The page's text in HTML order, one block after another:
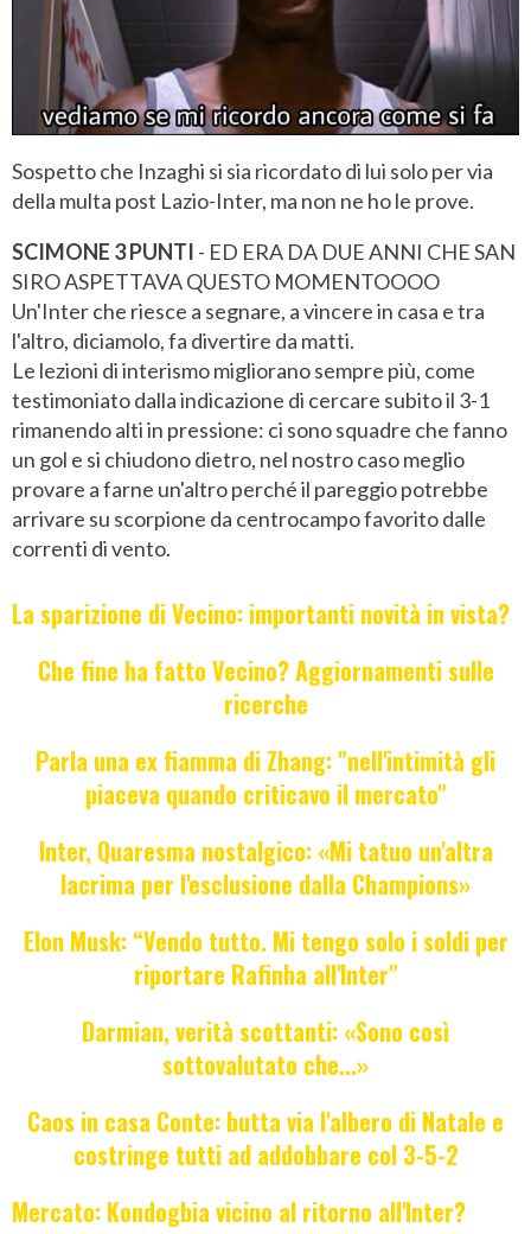
Sospetto che Inzaghi si sia ricordato di lui solo per via
della multa post Lazio-Inter, ma non ne ho le prove.
SCIMONE 3 PUNTI - ED ERA DA DUE ANNI CHE SAN
SIRO ASPETTAVA QUESTO MOMENTOOOO
Un'Inter che riesce a segnare, a vincere in casa e tra
l'altro, diciamolo, fa divertire da matti.
Le lezioni di interismo migliorano sempre più, come
testimoniato dalla indicazione di cercare subito il 3-1
rimanendo alti in pressione: ci sono squadre che fanno
un gol e si chiudono dietro, nel nostro caso meglio
provare a farne un'altro perché il pareggio potrebbe
arrivare su scorpione da centrocampo favorito dalle
correnti di vento.
La sparizione di Vecino: importanti novità in vista?
Che fine ha fatto Vecino? Aggiornamenti sulle
ricerche
Parla una ex fiamma di Zhang: "nell'intimità gli
piaceva quando criticavo il mercato"
Inter, Quaresma nostalgico: «Mi tatuo un'altra
lacrima per l'esclusione dalla Champions»
Elon Musk: “Vendo tutto. Mi tengo solo i soldi per
riportare Rafinha all'Inter"
Darmian, verità scottanti: «Sono così
sottovalutato che...»
Caos in casa Conte: butta via l'albero di Natale e
costringe tutti ad addobbare col 3-5-2
Mercato: Kondogbia vicino al ritorno all'Inter?